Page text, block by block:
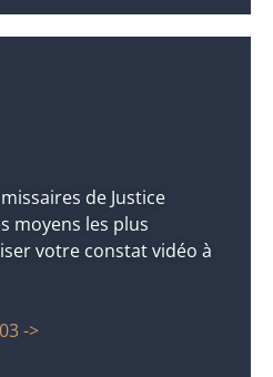
de Justice
moyens les plus
votre constat vidéo à
->